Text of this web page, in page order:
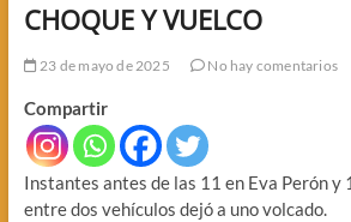
CHOQUE Y VUELCO
23 de mayo de 2025 No hay comentarios
Compartir
Instantes antes de las 11 en Eva Perón y
entre dos vehículos dejó a uno volcado.